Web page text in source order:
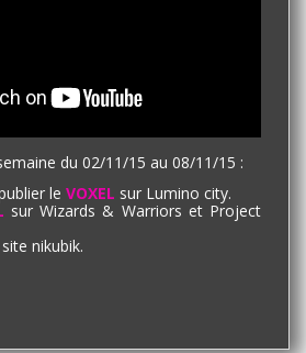
du 02/11/15 au 08/11/15 :
le VOXEL sur Lumino city.
sur Wizards & Warriors et Project
nikubik.